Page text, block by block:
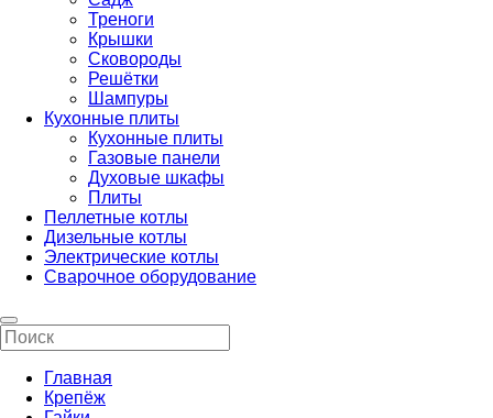
Треноги
Крышки
Сковороды
Решётки
Шампуры
Кухонные плиты
Кухонные плиты
Газовые панели
Духовые шкафы
Плиты
Пеллетные котлы
Дизельные котлы
Электрические котлы
Сварочное оборудование
Главная
Крепёж